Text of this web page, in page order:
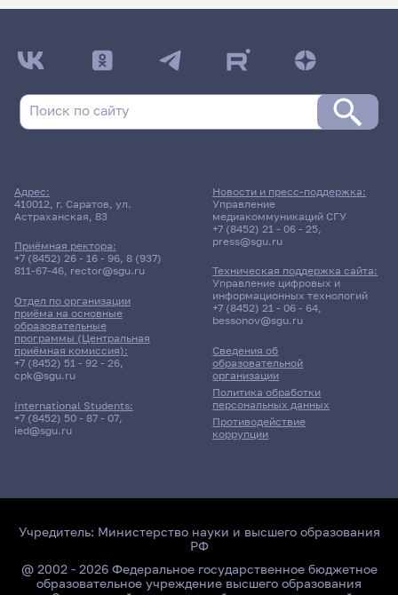
Адрес:
410012, г. Саратов, ул.
Астраханская, 83
Приёмная ректора:
+7 (8452) 26 - 16 - 96, 8 (937)
811-67-46, rector@sgu.ru
Отдел по организации
приёма на основные
образовательные
программы (Центральная
приёмная комиссия):
+7 (8452) 51 - 92 - 26,
cpk@sgu.ru
International Students:
+7 (8452) 50 - 87 - 07,
ied@sgu.ru
Сведения об
образовательной
организации
Политика обработки
персональных данных
Противодействие
коррупции
Новости и пресс-поддержка:
Управление
медиакоммуникаций СГУ
+7 (8452) 21 - 06 - 25,
press@sgu.ru
Техническая поддержка сайта:
Управление цифровых и
информационных технологий
+7 (8452) 21 - 06 - 64,
bessonov@sgu.ru
Учредитель: Министерство науки и высшего образования
РФ
@ 2002 - 2026 Федеральное государственное бюджетное
образовательное учреждение высшего образования